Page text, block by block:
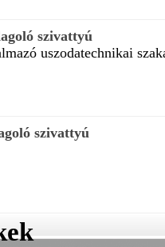
szivattyú
uszodatechnikai
szivattyú